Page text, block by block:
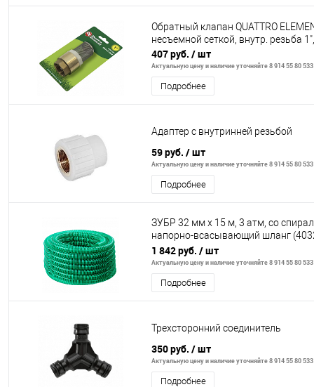
Обратный клапан QUATTRO
несъемной сеткой, внутр. резьба
407 руб. / шт
Актуальную цену и наличие уточняйте 8 914 55 80 533
Подробнее
Адаптер с внутринней резьбой
59 руб. / шт
Актуальную цену и наличие уточняйте 8 914 55 80 533
Подробнее
ЗУБР 32 мм x 15 м, 3 атм, со
напорно-всасывающий шланг
15)
1 842 руб. / шт
Актуальную цену и наличие уточняйте 8 914 55 80 533
Подробнее
Трехсторонний соединитель
350 руб. / шт
Актуальную цену и наличие уточняйте 8 914 55 80 533
Подробнее